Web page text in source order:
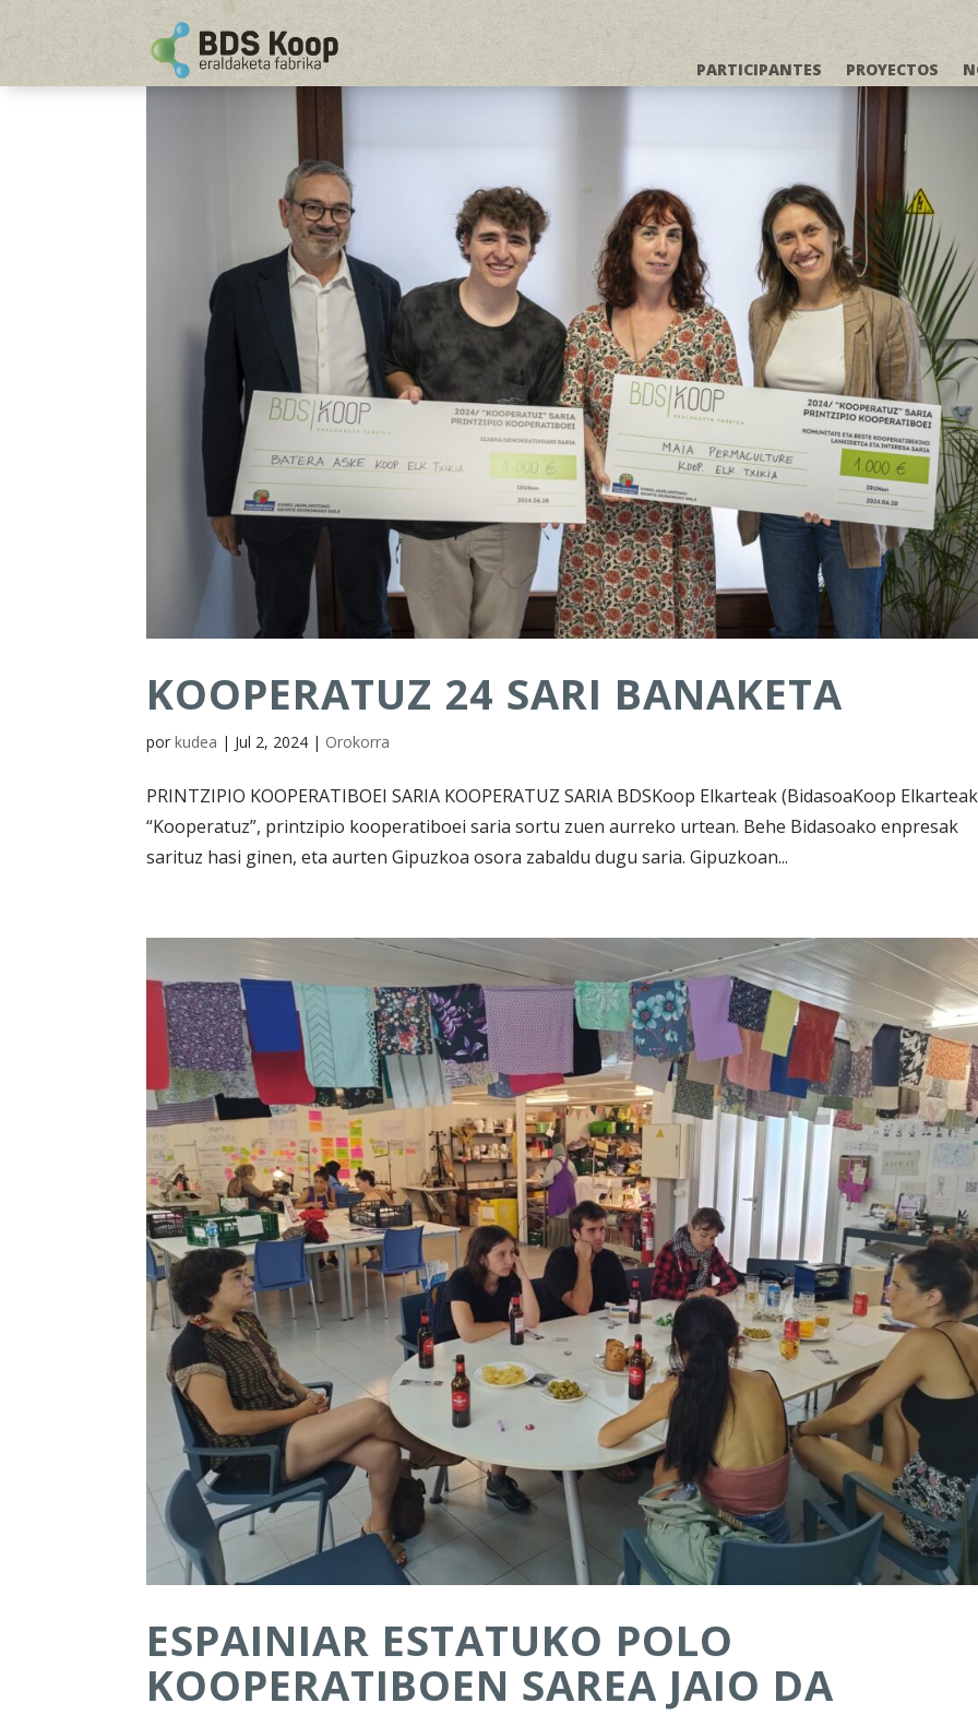
PARTICIPANTES PROYECTOS
KOOPERATUZ 24 SARI BANAKETA
porkudea | Jul 2, 2024 | Orokorra
PRINTZIPIO KOOPERATIBOEI SARIA KOOPERATUZ SARIA BDSKoop Elkarteak (BidasoaKoop
“Kooperatuz”, printzipio kooperatiboei saria sortu zuen aurreko urtean. Behe Bidasoako enpresak
sarituz hasi ginen, eta aurten Gipuzkoa osora zabaldu dugu saria. Gipuzkoan...
ESPAINIAR ESTATUKO POLO
KOOPERATIBOEN SAREA JAIO DA